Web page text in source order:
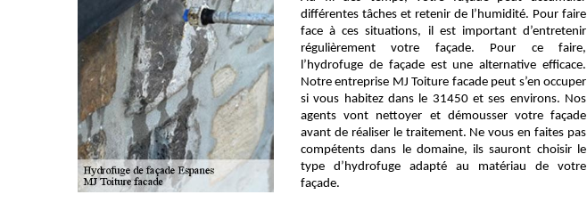
différentes tâches et retenir de l’humidité. Pour faire
face à ces situations, il est important d’entretenir
régulièrement votre façade. Pour ce faire,
l’hydrofuge de façade est une alternative efficace.
Notre entreprise MJ Toiture facade peut s’en occuper
si vous habitez dans le 31450 et ses environs. Nos
agents vont nettoyer et démousser votre façade
avant de réaliser le traitement. Ne vous en faites pas
compétents dans le domaine, ils sauront choisir le
type d’hydrofuge adapté au matériau de votre
façade.